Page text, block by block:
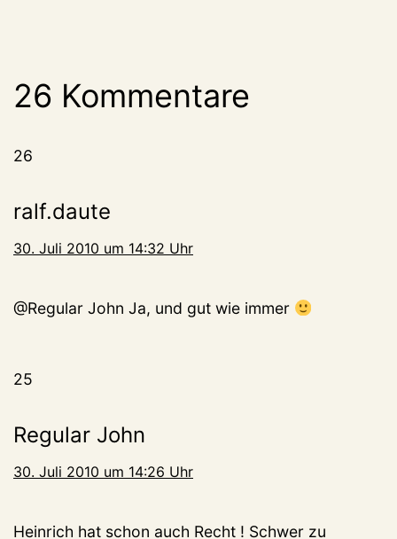
26 Kommentare
26
ralf.daute
30. Juli 2010 um 14:32 Uhr
@Regular John Ja, und gut wie immer
25
Regular John
30. Juli 2010 um 14:26 Uhr
Heinrich hat schon auch Recht ! Schwer zu